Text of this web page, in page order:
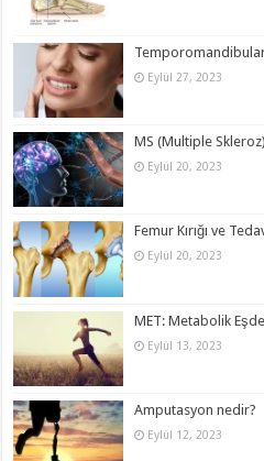
Eylül 27, 2023
MS (Multiple
Eylül 20, 2023
Femur Kırığı ve
Eylül 20, 2023
MET: Metabolik
Eylül 13, 2023
Amputasyon nedir?
Eylül 12, 2023